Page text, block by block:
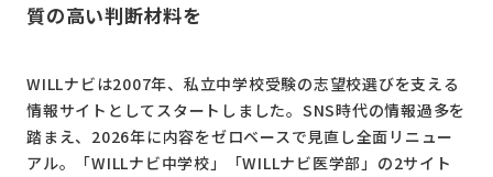
質の高い判断材料を
WILLナビは2007年、私立中学校受験の志望校選びを支える
情報サイトとしてスタートしました。SNS時代の情報過多を
踏まえ、2026年に内容をゼロベースで見直し全面リニュー
アル。
「WILLナビ中学校」 「WILLナビ医学部」 の2サイト